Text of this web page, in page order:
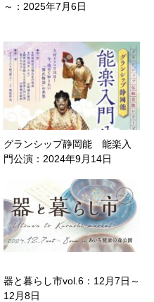
～：2025年7月6日
グランシップ静岡能 能楽入
門公演：2024年9月14日
器と暮らし市vol.6：12月7日～
12月8日